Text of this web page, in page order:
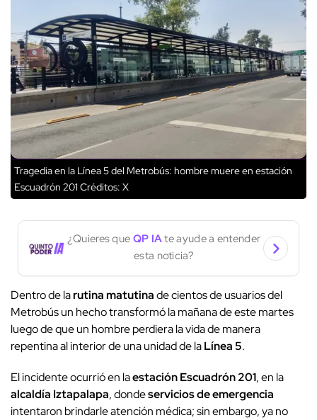
Tragedia en la Línea 5 del Metrobús: hombre muere en estación
Escuadrón 201 Créditos: X
¿Quieres que QP IAte ayude a entender
esta noticia?
Dentro de larutina matutinade cientos de usuarios del
Metrobús un hecho transformó la mañana de este martes
luego de que un hombre perdiera la vida de manera
repentina al interior de una unidad de laLínea 5.
El incidente ocurrió en laestación Escuadrón 201, en la
alcaldía Iztapalapa, dondeservicios de emergencia
intentaron brindarle atención médica; sin embargo, ya no